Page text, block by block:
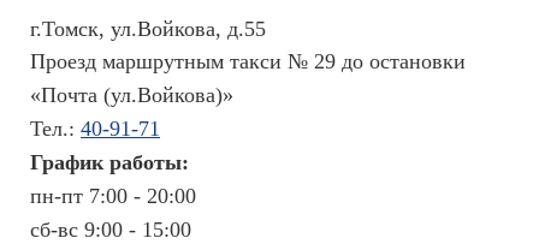
г.Томск, ул.Войкова, д.55
Проезд маршрутным такси № 29 до остановки
«Почта (ул.Войкова)»
Тел.: 40-91-71
График работы:
пн-пт 7:00 - 20:00
сб-вс 9:00 - 15:00